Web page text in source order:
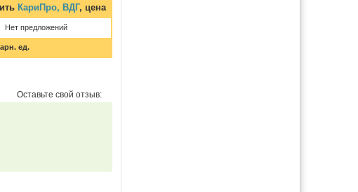
КариПро, ВДГ, цена
Нет предложений
ед.
Оставьте свой отзыв: